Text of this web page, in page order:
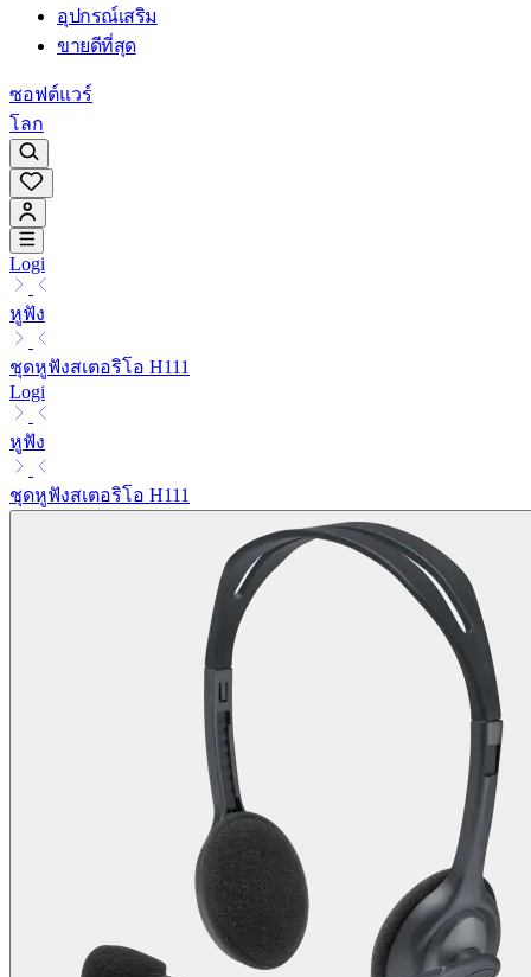
อุปกรณ์เสริม
ขายดีที่สุด
ซอฟต์แวร์
โลก
Logi
หูฟัง
ชุดหูฟังสเตอริโอ H111
Logi
หูฟัง
ชุดหูฟังสเตอริโอ H111